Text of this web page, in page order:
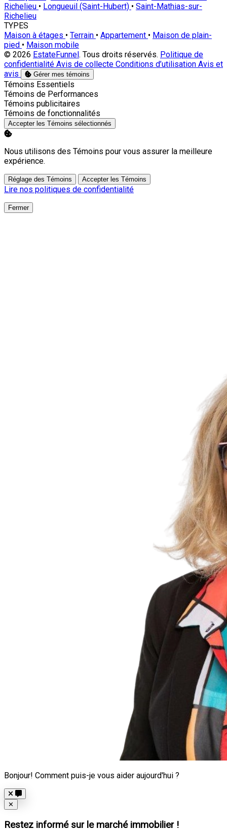
Richelieu • Longueuil (Saint-Hubert) • Saint-Mathias-sur-
Richelieu
TYPES
Maison à étages • Terrain • Appartement • Maison de plain-
pied • Maison mobile
© 2026 EstateFunnel. Tous droits réservés. Politique de
confidentialité Avis de collecte Conditions d’utilisation Avis et
avis
Gérer mes témoins
Activer
Témoins Essentiels
Activer
Témoins de Performances
Activer
Témoins publicitaires
Activer
Témoins de fonctionnalités
Accepter les Témoins sélectionnés
Nous utilisons des Témoins pour vous assurer la meilleure
expérience.
Réglage des Témoins Accepter les Témoins
Lire nos politiques de confidentialité
Fermer
Bonjour! Comment puis-je vous aider aujourd'hui ?
Close
✕
Restez informé sur le marché immobilier !